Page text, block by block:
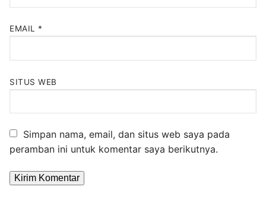
EMAIL *
SITUS WEB
Simpan nama, email, dan situs web saya pada
peramban ini untuk komentar saya berikutnya.